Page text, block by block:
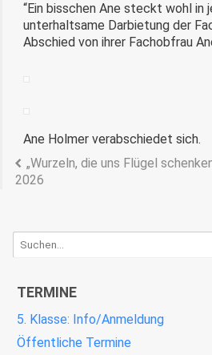
“Ein bisschen Ane steckt wohl in
unterhaltsame Darbietung der
Abschied von ihrer Fachobfrau
Ane Holmer verabschiedet sich.
„Wurzeln, die uns Flügel
2026
TERMINE
5. Klasse: Info/Anmeldung
Öffentliche Termine